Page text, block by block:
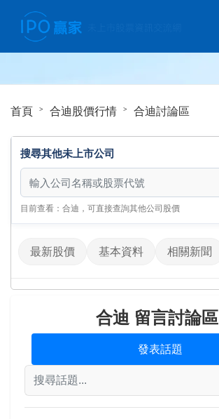
首頁 合迪股價行情 合迪討論區
搜尋其他未上市公司
搜尋其他未上市公司
目前查看：合迪，可直接查詢其他公司股價
最新股價 基本資料 相關新聞
合迪 留言討論區
發表話題